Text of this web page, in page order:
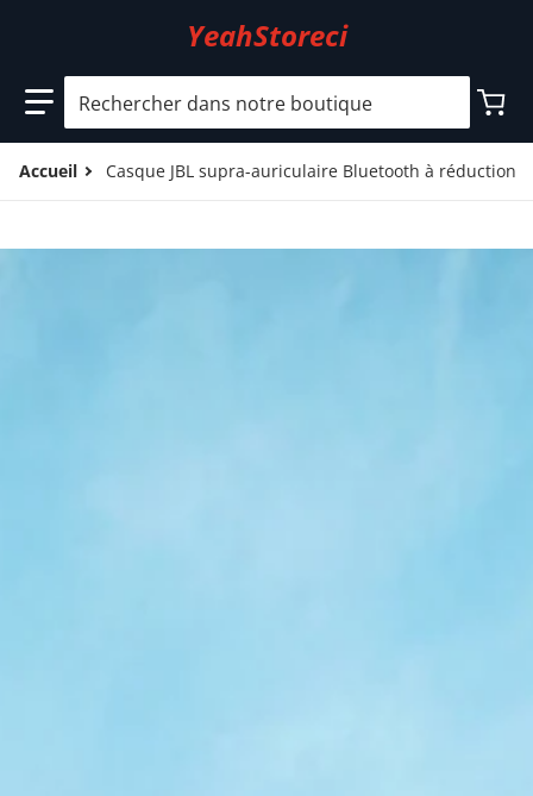
YeahStoreci
Rechercher dans notre boutique
Accueil Casque JBL supra-auriculaire Bluetooth à réduction